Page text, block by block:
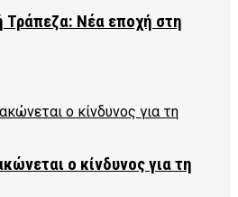
Τράπεζα: Νέα εποχή στη
ο κίνδυνος για τη